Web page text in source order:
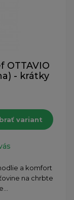
OTTAVIO
- krátky
variant
a komfort
na chrbte